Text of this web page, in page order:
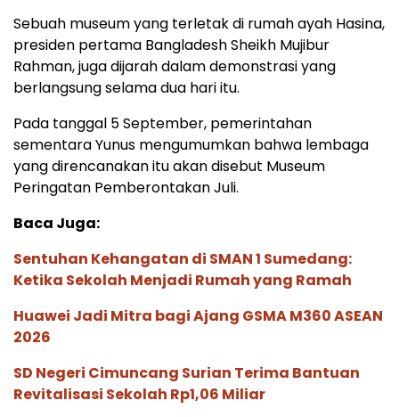
Sebuah museum yang terletak di rumah ayah Hasina,
presiden pertama Bangladesh Sheikh Mujibur
Rahman, juga dijarah dalam demonstrasi yang
berlangsung selama dua hari itu.
Pada tanggal 5 September, pemerintahan
sementara Yunus mengumumkan bahwa lembaga
yang direncanakan itu akan disebut Museum
Peringatan Pemberontakan Juli.
Baca Juga:
Sentuhan Kehangatan di SMAN 1 Sumedang:
Ketika Sekolah Menjadi Rumah yang Ramah
Huawei Jadi Mitra bagi Ajang GSMA M360 ASEAN
2026
SD Negeri Cimuncang Surian Terima Bantuan
Revitalisasi Sekolah Rp1,06 Miliar